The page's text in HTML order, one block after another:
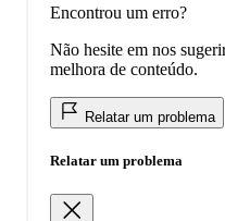
Encontrou um erro?
Não hesite em nos
melhora de conteúdo.
Relatar um problema
Relatar um problema